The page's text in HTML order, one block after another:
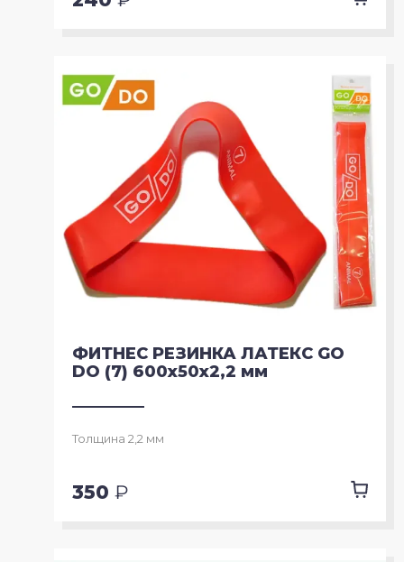
ФИТНЕС РЕЗИНКА ЛАТЕКС GO
DO (7) 600х50х2,2 мм
Толщина 2,2 мм
350 ₽